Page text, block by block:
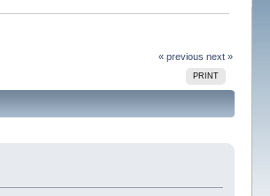
« previous next »
PRINT